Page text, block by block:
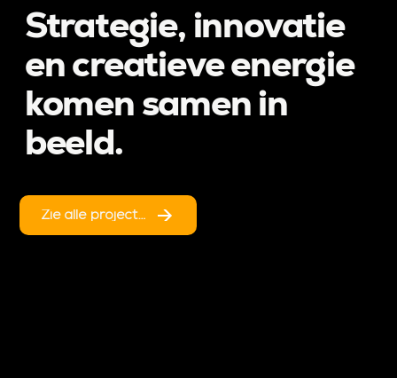
Strategie, innovatie
en creatieve energie
komen samen in
beeld.
Zie alle projecten